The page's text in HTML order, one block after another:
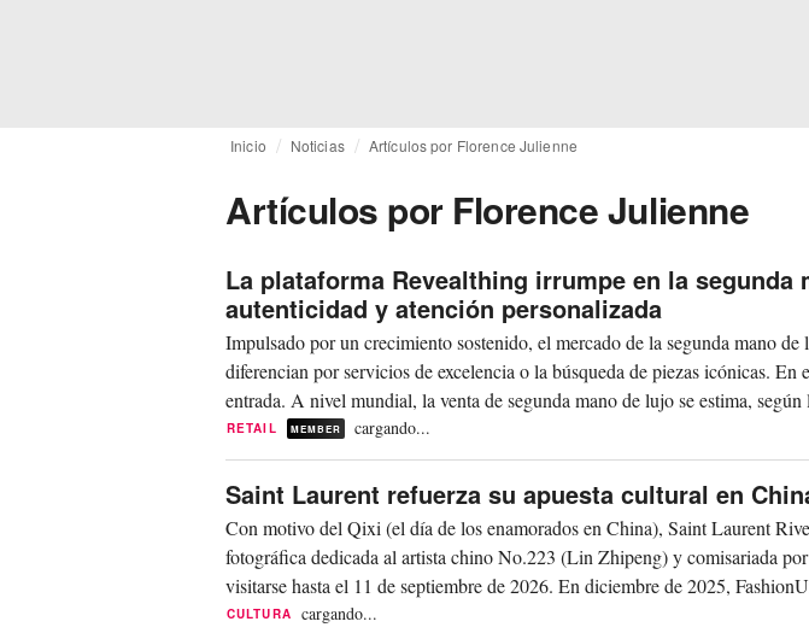
Inicio Noticias Artículos por Florence Julienne
Artículos por Florence Julienne
La plataforma Revealthing irrumpe en la segunda
autenticidad y atención personalizada
Impulsado por un crecimiento sostenido, el mercado de la segunda mano
diferencian por servicios de excelencia o la búsqueda de piezas icónicas. En
entrada. A nivel mundial, la venta de segunda mano de lujo se estima, según
RETAIL MEMBER cargando...
Saint Laurent refuerza su apuesta cultural en
Con motivo del Qixi (el día de los enamorados en China), Saint Laurent
fotográfica dedicada al artista chino No.223 (Lin Zhipeng) y comisariada
visitarse hasta el 11 de septiembre de 2026. En diciembre de 2025,
CULTURA cargando...